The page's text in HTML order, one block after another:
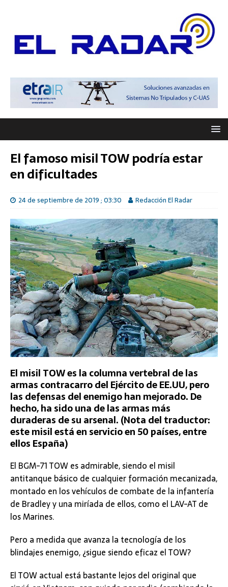
El famoso misil TOW podría estar
en dificultades
24 de septiembre de 2019 ; 03:30 Redacción El Radar
El misil TOW es la columna vertebral de las
armas contracarro del Ejército de EE.UU, pero
las defensas del enemigo han mejorado. De
hecho, ha sido una de las armas más
duraderas de su arsenal. (Nota del traductor:
este misil está en servicio en 50 países, entre
ellos España)
El BGM-71 TOW es admirable, siendo el misil
antitanque básico de cualquier formación mecanizada,
montado en los vehículos de combate de la infantería
de Bradley y una miríada de ellos, como el LAV-AT de
los Marines.
Pero a medida que avanza la tecnología de los
blindajes enemigo, ¿sigue siendo eficaz el TOW?
El TOW actual está bastante lejos del original que